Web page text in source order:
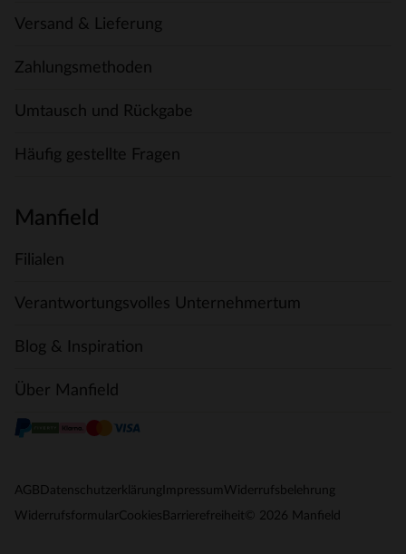
Versand & Lieferung
Zahlungsmethoden
Umtausch und Rückgabe
Häufig gestellte Fragen
Manfield
Filialen
Verantwortungsvolles Unternehmertum
Blog & Inspiration
Über Manfield
AGB Datenschutzerklärung Impressum Widerrufsbelehrung
WiderrufsformularCookies Barrierefreiheit © 2026 Manfield